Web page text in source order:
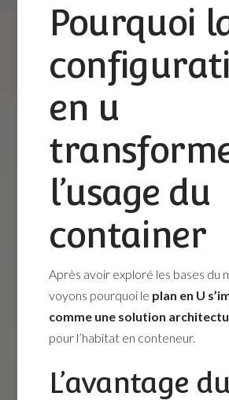
Pourquoi
en u
l’usage du
container
Après avoir exploré les bases du
voyons pourquoi le plan en U
comme une solution
pour l’habitat en conteneur.
L’avantage du